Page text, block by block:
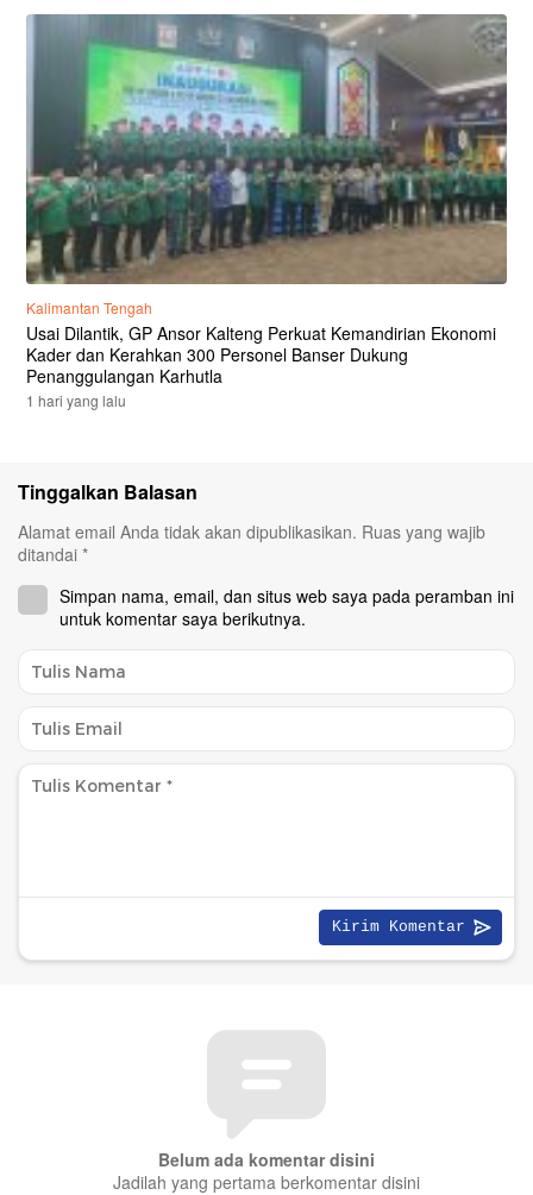
Kalimantan Tengah
Usai Dilantik, GP Ansor Kalteng Perkuat Kemandirian Ekonomi
Kader dan Kerahkan 300 Personel Banser Dukung
Penanggulangan Karhutla
1 hari yang lalu
Tinggalkan Balasan
Alamat email Anda tidak akan dipublikasikan. Ruas yang wajib
ditandai *
Simpan nama, email, dan situs web saya pada peramban ini
untuk komentar saya berikutnya.
Belum ada komentar disini
Jadilah yang pertama berkomentar disini